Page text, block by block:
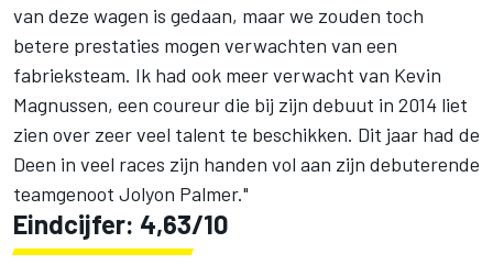
van deze wagen is gedaan, maar we zouden toch
betere prestaties mogen verwachten van een
fabrieksteam. Ik had ook meer verwacht van Kevin
Magnussen, een coureur die bij zijn debuut in 2014 liet
zien over zeer veel talent te beschikken. Dit jaar had de
Deen in veel races zijn handen vol aan zijn debuterende
teamgenoot Jolyon Palmer."
Eindcijfer: 4,63/10